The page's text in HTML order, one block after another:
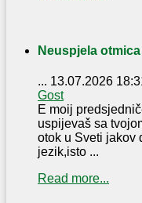
Neuspjela
... 13.07.2026
Gost
E moij
uspijevaš sa
otok u Sveti jakov
jezik,isto ...
Read more...